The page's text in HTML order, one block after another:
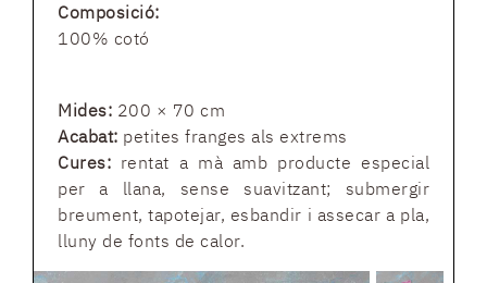
Composició:
100% cotó
Mides: 200 × 70 cm
Acabat: petites franges als extrems
Cures: rentat a mà amb producte especial
per a llana, sense suavitzant; submergir
breument, tapotejar, esbandir i assecar a pla,
lluny de fonts de calor.